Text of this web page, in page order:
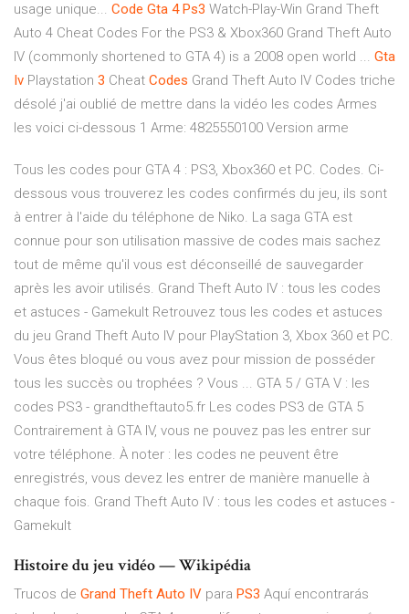
usage unique... Code Gta 4 Ps3 Watch-Play-Win Grand Theft
Auto 4 Cheat Codes For the PS3 & Xbox360 Grand Theft Auto
IV (commonly shortened to GTA 4) is a 2008 open world ... Gta
Iv Playstation 3 Cheat Codes Grand Theft Auto IV Codes triche
désolé j'ai oublié de mettre dans la vidéo les codes Armes
les voici ci-dessous 1 Arme: 4825550100 Version arme
Tous les codes pour GTA 4 : PS3, Xbox360 et PC. Codes. Ci-
dessous vous trouverez les codes confirmés du jeu, ils sont
à entrer à l'aide du téléphone de Niko. La saga GTA est
connue pour son utilisation massive de codes mais sachez
tout de même qu'il vous est déconseillé de sauvegarder
après les avoir utilisés. Grand Theft Auto IV : tous les codes
et astuces - Gamekult Retrouvez tous les codes et astuces
du jeu Grand Theft Auto IV pour PlayStation 3, Xbox 360 et PC.
Vous êtes bloqué ou vous avez pour mission de posséder
tous les succès ou trophées ? Vous ... GTA 5 / GTA V : les
codes PS3 - grandtheftauto5.fr Les codes PS3 de GTA 5
Contrairement à GTA IV, vous ne pouvez pas les entrer sur
votre téléphone. À noter : les codes ne peuvent être
enregistrés, vous devez les entrer de manière manuelle à
chaque fois. Grand Theft Auto IV : tous les codes et astuces -
Gamekult
Histoire du jeu vidéo — Wikipédia
Trucos de Grand Theft Auto IV para PS3 Aquí encontrarás